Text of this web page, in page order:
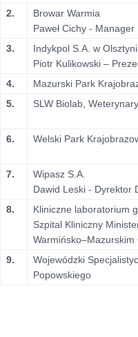
2.
Browar Warmia
Paweł Cichy - Manager
3.
Indykpol S.A. w
Piotr Kulikowski –
4.
Mazurski Park
5.
SLW Biolab,
6.
Welski Park
7.
Wipasz S.A.
Dawid Leski - Dyrektor
8.
Kliniczne laboratorium
Szpital Kliniczny
9.
Wojewódzki
Popowskiego